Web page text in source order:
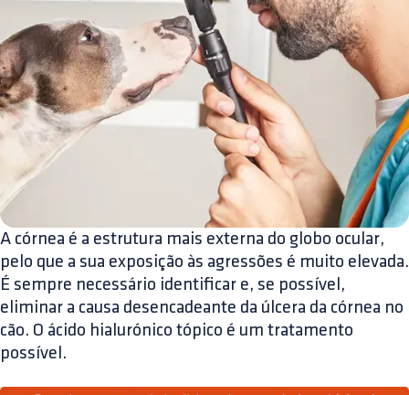
A córnea é a estrutura mais externa do globo ocular,
pelo que a sua exposição às agressões é muito elevada.
É sempre necessário identificar e, se possível,
eliminar a causa desencadeante da úlcera da córnea no
cão. O ácido hialurónico tópico é um tratamento
possível.